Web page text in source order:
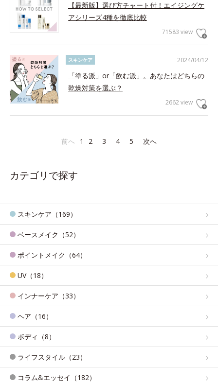
【最新版】選び方チャート付！エイジングケ
アシリーズ4種を徹底比較
71583 view
2024/04/12
スキンケア
「塗る派」or「飲む派」。あなたはどちらの
乾燥対策を選ぶ？
2662 view
前へ 1 2 3 4 5 次へ
カテゴリで探す
スキンケア（169）
ベースメイク（52）
ポイントメイク（64）
UV（18）
インナーケア（33）
ヘア（16）
ボディ（8）
ライフスタイル（23）
コラム&エッセイ（182）